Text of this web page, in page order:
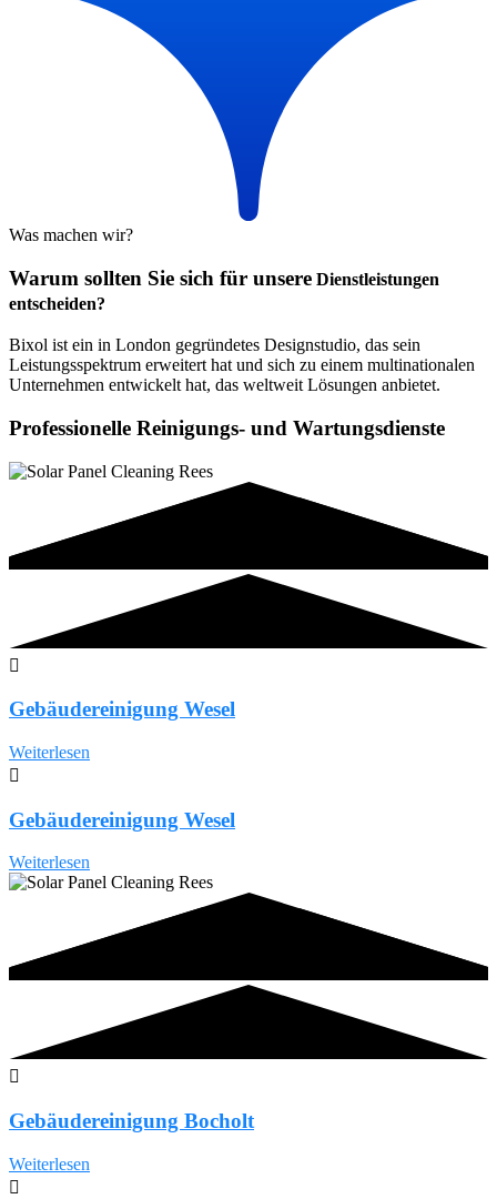
Was machen wir?
Warum sollten Sie sich für unsere Dienstleistungen
entscheiden?
Bixol ist ein in London gegründetes Designstudio, das sein
Leistungsspektrum erweitert hat und sich zu einem multinationalen
Unternehmen entwickelt hat, das weltweit Lösungen anbietet.
Professionelle Reinigungs- und Wartungsdienste
Gebäudereinigung Wesel
Weiterlesen
Gebäudereinigung Wesel
Weiterlesen
Gebäudereinigung Bocholt
Weiterlesen